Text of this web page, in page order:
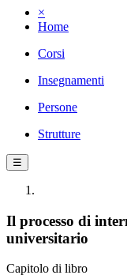
×
Home
Corsi
Insegnamenti
Persone
Strutture
☰
Il processo di
universitario
Capitolo di libro